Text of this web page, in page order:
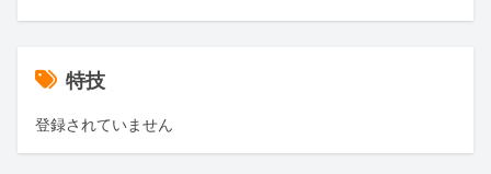
特技
登録されていません